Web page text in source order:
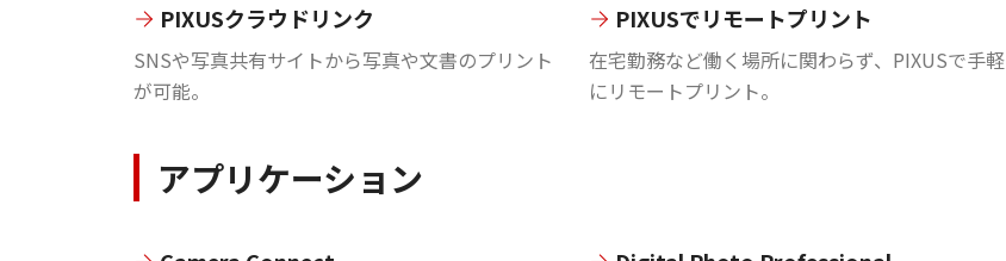
PIXUSクラウドリンク
SNSや写真共有サイトから写真や文書のプリント
が可能。
PIXUSでリモートプリント
在宅勤務など働く場所に関わらず、PIXUSで手軽
にリモートプリント。
アプリケーション